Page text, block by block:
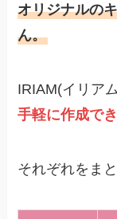
オリジナルの
ん。
IRIAM(イリア
手軽に作成で
それぞれをま